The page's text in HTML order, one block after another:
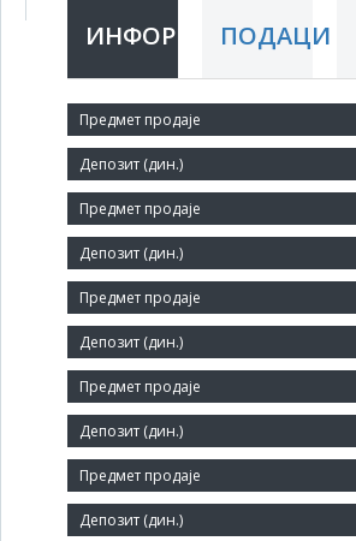
ИНФОРМАЦИЈЕПОДАЦИ
Краћи назив:
1.ОКТОБАР
Правни статус:
ДП
Делатност:
Гајење жита (осим пиринча),
Матични број:
08072523
Величина:
Мало